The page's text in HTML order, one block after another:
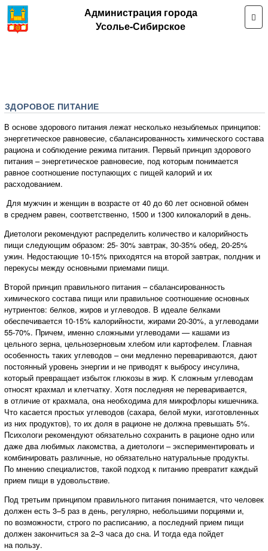
Администрация города
Усолье-Сибирское
ЗДОРОВОЕ ПИТАНИЕ
В основе здорового питания лежат несколько незыблемых принципов:
энергетическое равновесие, сбалансированность химического состава
рациона и соблюдение режима питания. Первый принцип здорового
питания – энергетическое равновесие, под которым понимается
равное соотношение поступающих с пищей калорий и их
расходованием.
Для мужчин и женщин в возрасте от 40 до 60 лет основной обмен
в среднем равен, соответственно, 1500 и 1300 килокалорий в день.
Диетологи рекомендуют распределить количество и калорийность
пищи следующим образом: 25- 30% завтрак, 30-35% обед, 20-25%
ужин. Недостающие 10-15% приходятся на второй завтрак, полдник и
перекусы между основными приемами пищи.
Второй принцип правильного питания – сбалансированность
химического состава пищи или правильное соотношение основных
нутриентов: белков, жиров и углеводов. В идеале белками
обеспечивается 10-15% калорийности, жирами 20-30%, а углеводами
55-70%. Причем, именно сложными углеводами — кашами из
цельного зерна, цельнозерновым хлебом или картофелем. Главная
особенность таких углеводов – они медленно перевариваются, дают
постоянный уровень энергии и не приводят к выбросу инсулина,
который превращает избыток глюкозы в жир. К сложным углеводам
относят крахмал и клетчатку. Хотя последняя не переваривается,
в отличие от крахмала, она необходима для микрофлоры кишечника.
Что касается простых углеводов (сахара, белой муки, изготовленных
из них продуктов), то их доля в рационе не должна превышать 5%.
Психологи рекомендуют обязательно сохранить в рационе одно или
даже два любимых лакомства, а диетологи – экспериментировать и
комбинировать различные, но обязательно натуральные продукты.
По мнению специалистов, такой подход к питанию превратит каждый
прием пищи в удовольствие.
Под третьим принципом правильного питания понимается, что человек
должен есть 3–5 раз в день, регулярно, небольшими порциями и,
по возможности, строго по расписанию, а последний прием пищи
должен закончиться за 2–3 часа до сна. И тогда еда пойдет
на пользу.